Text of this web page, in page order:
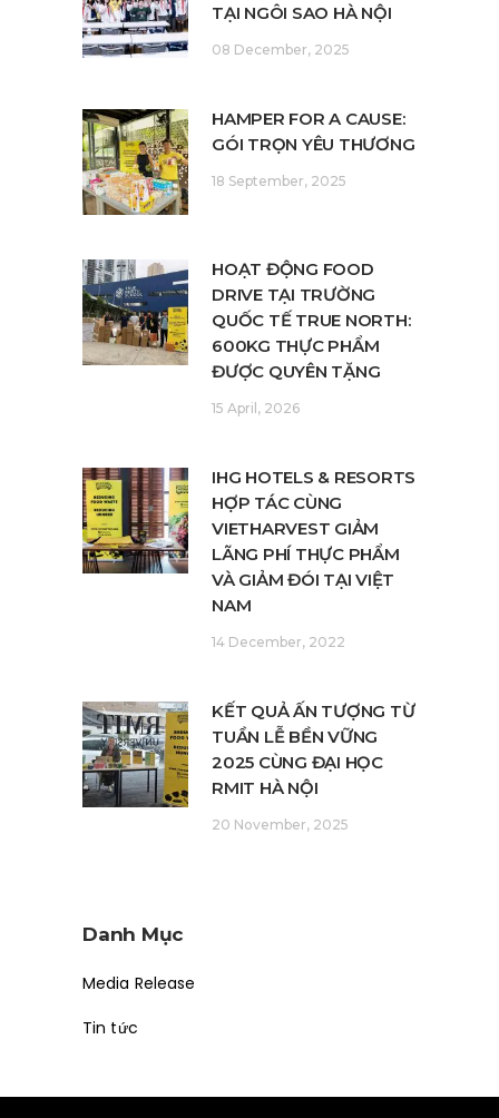
TẠI NGÔI SAO HÀ NỘI
08 December, 2025
HAMPER FOR A CAUSE:
GÓI TRỌN YÊU THƯƠNG
18 September, 2025
HOẠT ĐỘNG FOOD
DRIVE TẠI TRƯỜNG
QUỐC TẾ TRUE NORTH:
600KG THỰC PHẨM
ĐƯỢC QUYÊN TẶNG
15 April, 2026
IHG HOTELS & RESORTS
HỢP TÁC CÙNG
VIETHARVEST GIẢM
LÃNG PHÍ THỰC PHẨM
VÀ GIẢM ĐÓI TẠI VIỆT
NAM
14 December, 2022
KẾT QUẢ ẤN TƯỢNG TỪ
TUẦN LỄ BỀN VỮNG
2025 CÙNG ĐẠI HỌC
RMIT HÀ NỘI
20 November, 2025
Danh Mục
Media Release
Tin tức